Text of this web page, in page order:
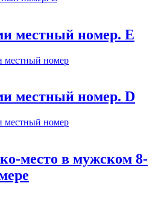
местный номер. E
местный номер. D
место в мужском 8-